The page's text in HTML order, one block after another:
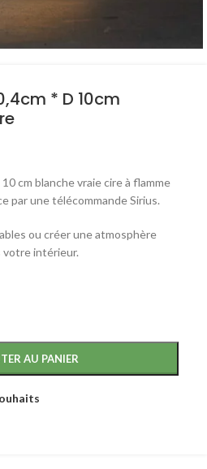
* D 10cm
cm blanche vraie cire à flamme
par une télécommande Sirius.
ou créer une atmosphère
votre intérieur.
AU PANIER